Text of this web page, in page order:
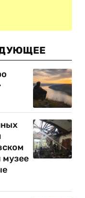
музее